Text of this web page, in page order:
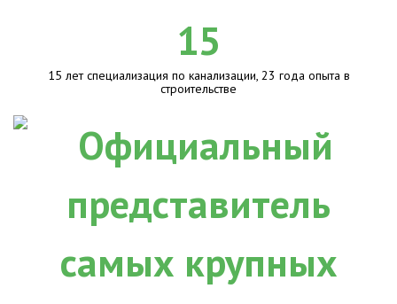
15
15 лет специализация по канализации, 23 года опыта в
строительстве